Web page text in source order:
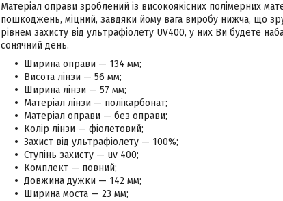
Матеріал оправи зроблений із високоякісних полімерних
пошкоджень, міцний, завдяки йому вага виробу нижча, що
рівнем захисту від ультрафіолету UV400, у них Ви будете
сонячний день.
Ширина оправи — 134 мм;
Висота лінзи — 56 мм;
Ширина лінзи — 57 мм;
Матеріал лінзи — полікарбонат;
Матеріал оправи — без оправи;
Колір лінзи — фіолетовий;
Захист від ультрафіолету — 100%;
Ступінь захисту — uv 400;
Комплект — повний;
Довжина дужки — 142 мм;
Ширина моста — 23 мм;